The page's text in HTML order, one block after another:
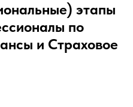
этапы
по
и Страховое